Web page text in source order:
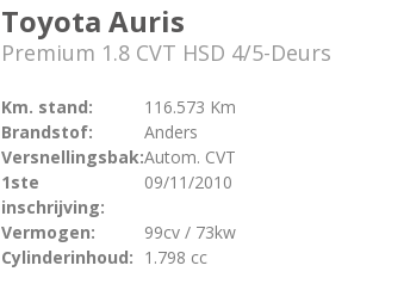
Toyota Auris
Premium 1.8 CVT HSD 4/5-Deurs
Km. stand:
116.573 Km
Brandstof:
Anders
Versnellingsbak:Autom. CVT
1ste
inschrijving:
09/11/2010
Vermogen:
99cv / 73kw
Cylinderinhoud: 1.798 cc